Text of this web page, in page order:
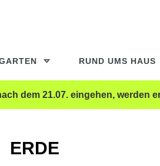
RUND UMS HAUS
dem 21.07. eingehen, werden
ERDE